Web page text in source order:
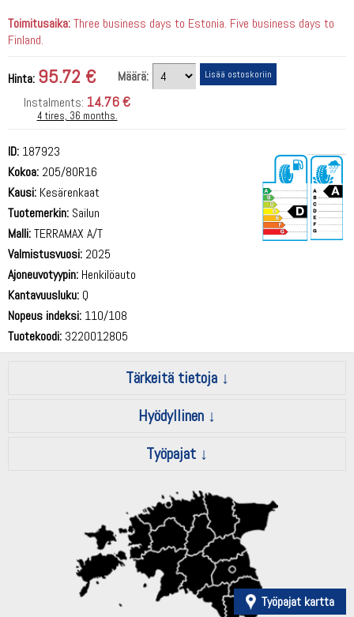
Toimitusaika:Three business days to Estonia. Five business days to
Finland.
Hinta: 95.72 €
Määrä:
Instalments: 14.76 €
4 tires, 36 months.
ID: 187923
Kokoa: 205/80R16
Kausi: Kesärenkaat
Tuotemerkin: Sailun
Malli:TERRAMAX A/T
Valmistusvuosi: 2025
Ajoneuvotyypin: Henkilöauto
Kantavuusluku: Q
Nopeus indeksi: 110/108
Tuotekoodi: 3220012805
Tärkeitä tietoja
Hyödyllinen
Työpajat
Työpajat kartta